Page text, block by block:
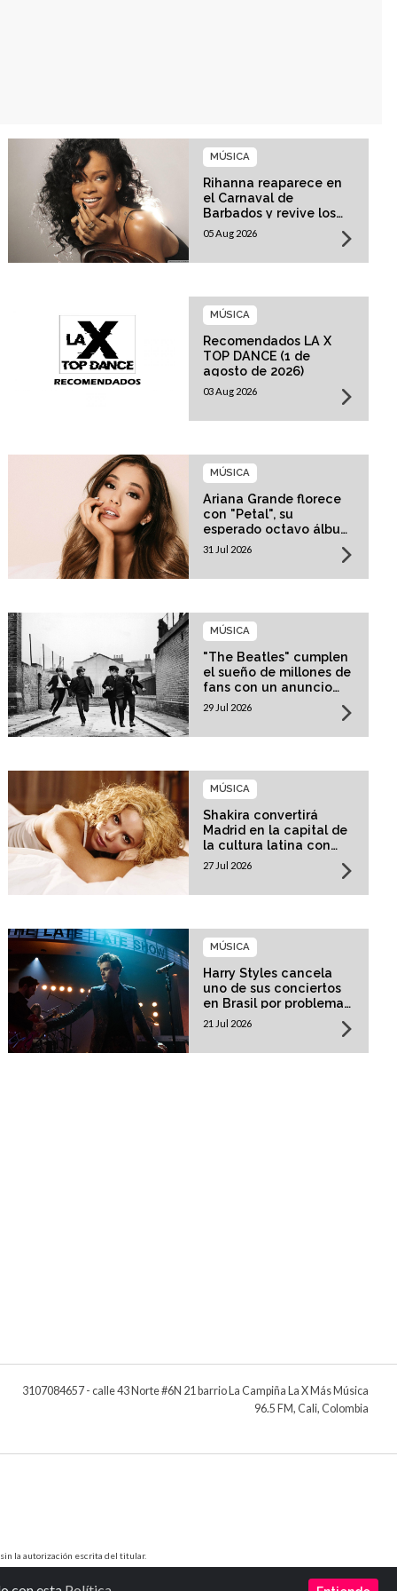
Rihanna reaparece en
el Carnaval de
Barbados y revive los
rumores sobre su
esperado regreso
MÚSICA
05 Aug 2026
Recomendados LA X
TOP DANCE (1 de
agosto de 2026)
MÚSICA
03 Aug 2026
Ariana Grande florece
con "Petal", su
esperado octavo álbum
de estudio
MÚSICA
31 Jul 2026
"The Beatles" cumplen
el sueño de millones de
fans con un anuncio
histórico
MÚSICA
29 Jul 2026
Shakira convertirá
Madrid en la capital de
la cultura latina con
una residencia histórica
MÚSICA
27 Jul 2026
Harry Styles cancela
uno de sus conciertos
en Brasil por problemas
de salud
MÚSICA
21 Jul 2026
3107084657 - calle 43 Norte #6N 21 barrio La Campiña La X Más Música
96.5 FM, Cali, Colombia
la autorización escrita del titular.